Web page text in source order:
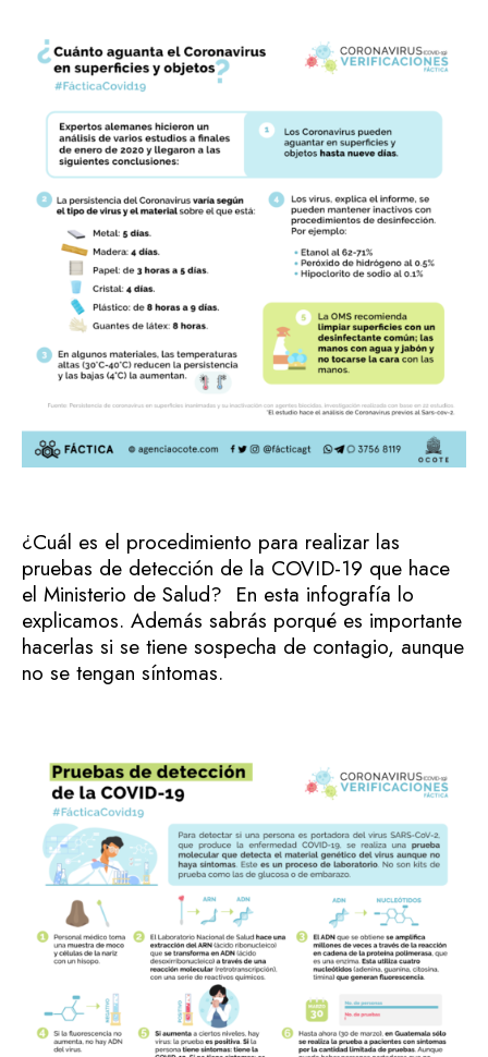
¿Cuál es el procedimiento para realizar las
pruebas de detección de la COVID-19 que hace
el Ministerio de Salud? En esta infografía lo
explicamos. Además sabrás porqué es importante
hacerlas si se tiene sospecha de contagio, aunque
no se tengan síntomas.